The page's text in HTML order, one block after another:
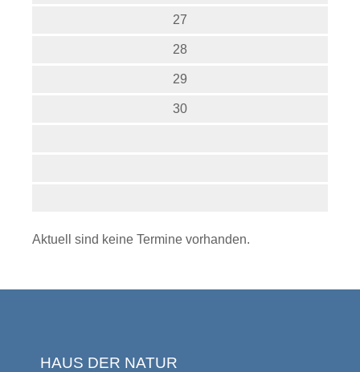
27
28
29
30
Aktuell sind keine Termine vorhanden.
HAUS DER NATUR